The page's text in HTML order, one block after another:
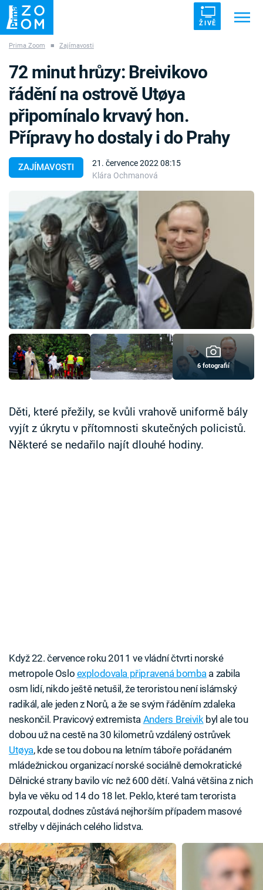
ŽIVĚ
ZÁHADY VETŘELCI DÁVNOVĚKU
Témata
Pořady
TV Program
Časopis
Sledujte prima+
Přihlášení
Prima Zoom ■ Zajímavosti
ZAJÍMAVOSTI
21. července 2022 08:15
Klára Ochmanová
72 minut hrůzy: Breivikovo
řádění na ostrově Utøya
připomínalo krvavý hon.
Přípravy ho dostaly i do Prahy
6 fotografií
Děti, které přežily, se kvůli vrahově uniformě bály
vyjít z úkrytu v přítomnosti skutečných policistů.
Některé se nedařilo najít dlouhé hodiny.
Když 22. července roku 2011 ve vládní čtvrti norské
metropole Oslo explodovala připravená bombaa zabila
osm lidí, nikdo ještě netušil, že teroristou není islámský
radikál, ale jeden z Norů, a že se svým řáděním zdaleka
neskončil. Pravicový extremista Anders Breivikbyl ale tou
dobou už na cestě na 30 kilometrů vzdálený ostrůvek
Utøya, kde se tou dobou na letním táboře pořádaném
mládežnickou organizací norské sociálně demokratické
Dělnické strany bavilo víc než 600 dětí. Valná většina z nich
byla ve věku od 14 do 18 let. Peklo, které tam terorista
rozpoutal, dodnes zůstává nejhorším případem masové
střelby v dějinách celého lidstva.